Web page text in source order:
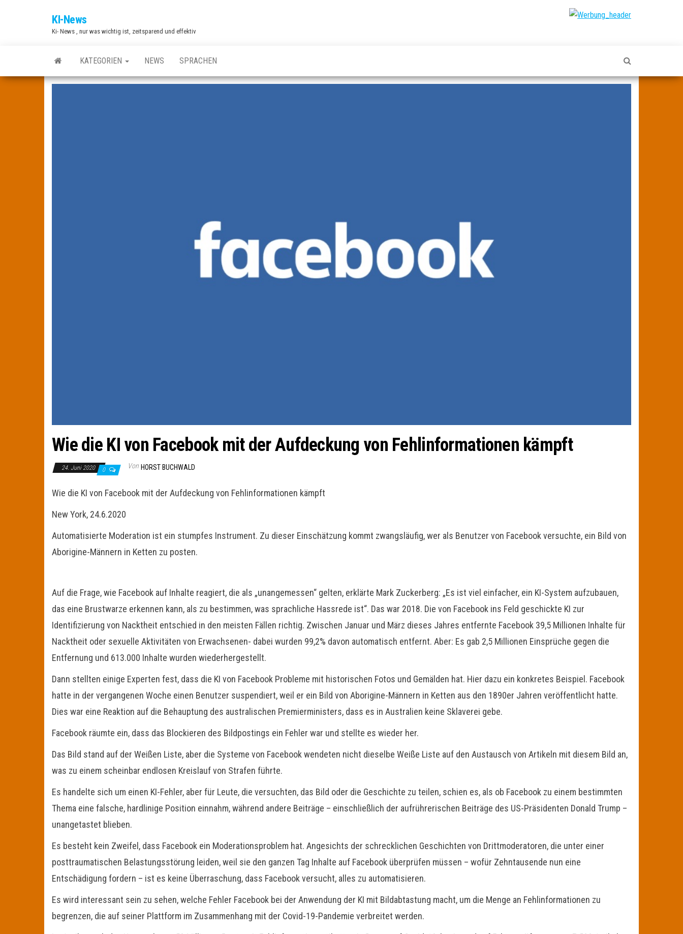
KI-News
Ki- News , nur was wichtig ist, zeitsparend und effektiv
KATEGORIEN NEWS SPRACHEN
Wie die KI von Facebook mit der Aufdeckung von Fehlinformationen kämpft
24. Juni 2020 0 Von HORST BUCHWALD
Wie die KI von Facebook mit der Aufdeckung von Fehlinformationen kämpft
New York, 24.6.2020
Automatisierte Moderation ist ein stumpfes Instrument. Zu dieser Einschätzung kommt zwangsläufig, wer als Benutzer von Facebook versuchte, ein Bild von
Aborigine-Männern in Ketten zu posten.
Auf die Frage, wie Facebook auf Inhalte reagiert, die als „unangemessen“ gelten, erklärte Mark Zuckerberg: „Es ist viel einfacher, ein KI-System aufzubauen,
das eine Brustwarze erkennen kann, als zu bestimmen, was sprachliche Hassrede ist“. Das war 2018. Die von Facebook ins Feld geschickte KI zur
Identifizierung von Nacktheit entschied in den meisten Fällen richtig. Zwischen Januar und März dieses Jahres entfernte Facebook 39,5 Millionen Inhalte für
Nacktheit oder sexuelle Aktivitäten von Erwachsenen- dabei wurden 99,2% davon automatisch entfernt. Aber: Es gab 2,5 Millionen Einsprüche gegen die
Entfernung und 613.000 Inhalte wurden wiederhergestellt.
Dann stellten einige Experten fest, dass die KI von Facebook Probleme mit historischen Fotos und Gemälden hat. Hier dazu ein konkretes Beispiel. Facebook
hatte in der vergangenen Woche einen Benutzer suspendiert, weil er ein Bild von Aborigine-Männern in Ketten aus den 1890er Jahren veröffentlicht hatte.
Dies war eine Reaktion auf die Behauptung des australischen Premierministers, dass es in Australien keine Sklaverei gebe.
Facebook räumte ein, dass das Blockieren des Bildpostings ein Fehler war und stellte es wieder her.
Das Bild stand auf der Weißen Liste, aber die Systeme von Facebook wendeten nicht dieselbe Weiße Liste auf den Austausch von Artikeln mit diesem Bild an,
was zu einem scheinbar endlosen Kreislauf von Strafen führte.
Es handelte sich um einen KI-Fehler, aber für Leute, die versuchten, das Bild oder die Geschichte zu teilen, schien es, als ob Facebook zu einem bestimmten
Thema eine falsche, hardlinige Position einnahm, während andere Beiträge – einschließlich der aufrührerischen Beiträge des US-Präsidenten Donald Trump –
unangetastet blieben.
Es besteht kein Zweifel, dass Facebook ein Moderationsproblem hat. Angesichts der schrecklichen Geschichten von Drittmoderatoren, die unter einer
posttraumatischen Belastungsstörung leiden, weil sie den ganzen Tag Inhalte auf Facebook überprüfen müssen – wofür Zehntausende nun eine
Entschädigung fordern – ist es keine Überraschung, dass Facebook versucht, alles zu automatisieren.
Es wird interessant sein zu sehen, welche Fehler Facebook bei der Anwendung der KI mit Bildabtastung macht, um die Menge an Fehlinformationen zu
begrenzen, die auf seiner Plattform im Zusammenhang mit der Covid-19-Pandemie verbreitet werden.